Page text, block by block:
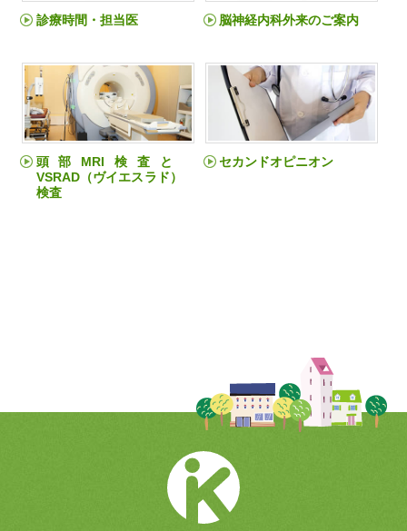
診療時間・担当医 脳神経内科外来のご案内
頭部MRI検査と
VSRAD（ヴイエスラド）
検査
セカンドオピニオン